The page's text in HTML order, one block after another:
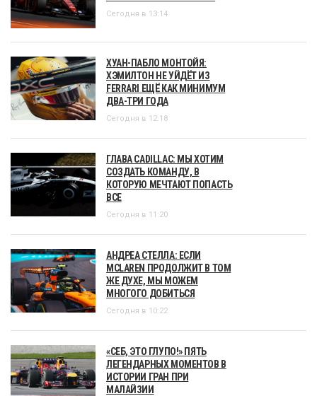
Сегодня в 13:14
ХУАН-ПАБЛО МОНТОЙЯ:
ХЭМИЛТОН НЕ УЙДЁТ ИЗ
FERRARI ЕЩЁ КАК МИНИМУМ
ДВА-ТРИ ГОДА
Сегодня в 12:18
ГЛАВА CADILLAC: МЫ ХОТИМ
СОЗДАТЬ КОМАНДУ, В
КОТОРУЮ МЕЧТАЮТ ПОПАСТЬ
ВСЕ
Сегодня в 11:20
АНДРЕА СТЕЛЛА: ЕСЛИ
MCLAREN ПРОДОЛЖИТ В ТОМ
ЖЕ ДУХЕ, МЫ МОЖЕМ
МНОГОГО ДОБИТЬСЯ
Сегодня в 10:22
«СЕБ, ЭТО ГЛУПО!» ПЯТЬ
ЛЕГЕНДАРНЫХ МОМЕНТОВ В
ИСТОРИИ ГРАН ПРИ
МАЛАЙЗИИ